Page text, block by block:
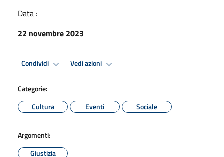
Data :
22 novembre 2023
Condividi Vedi azioni
Categorie:
Cultura
Eventi Sociale
Argomenti:
Giustizia